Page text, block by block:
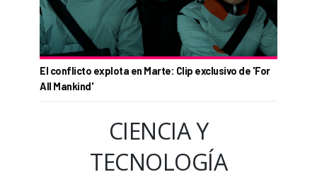
El conflicto explota en Marte: Clip exclusivo de 'For
All Mankind'
CIENCIA Y
TECNOLOGÍA